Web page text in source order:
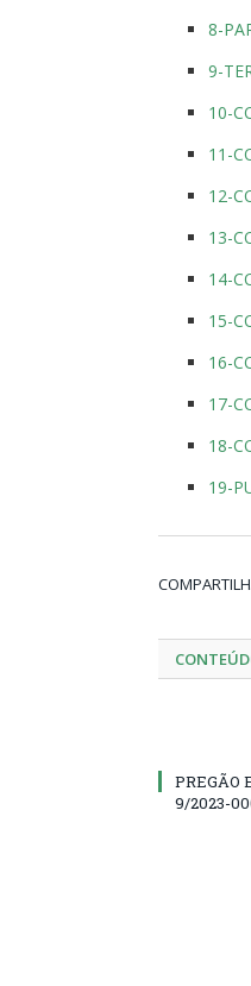
8-
9-
10-
11-
12-
13-
14-
15-
16-
17-
18-
19-
PREGÃO
9/2023-